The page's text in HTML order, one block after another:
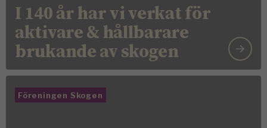
I 140 år har vi verkat för
aktivare & hållbarare
brukande av skogen
Föreningen Skogen